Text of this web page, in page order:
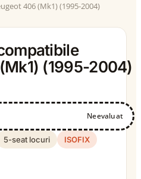
406 (Mk1) (1995-2004)
(1995-2004)
Neevaluat
5-seat locuri
ISOFIX